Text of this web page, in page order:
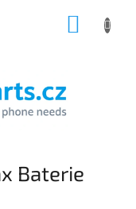
Baterie